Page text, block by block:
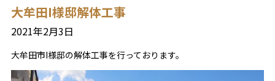
大牟田I様邸解体工事
2021年2月3日
大牟田市I様邸の解体工事を行っております。